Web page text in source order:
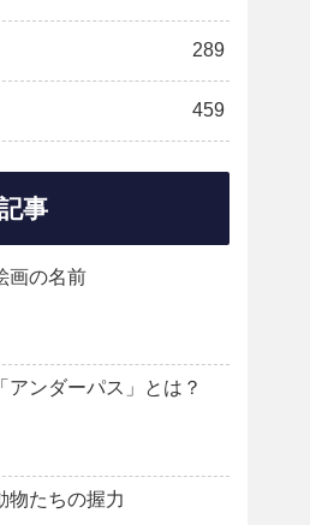
289
459
事
画の名前
「アンダーパス」とは？
物たちの握力